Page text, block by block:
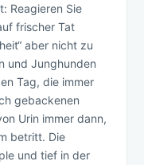
Reagieren Sie
frischer Tat
aber nicht zu
und Junghunden
Tag, die immer
gebackenen
Urin immer dann,
betritt. Die
und tief in der